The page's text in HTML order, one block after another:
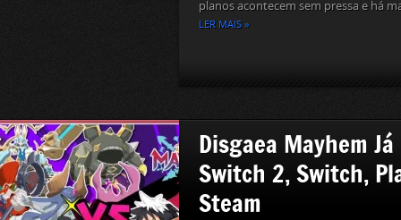
planos acontecem sem pressa e há
LER MAIS »
Disgaea Mayhem
Switch 2, Switch,
Steam